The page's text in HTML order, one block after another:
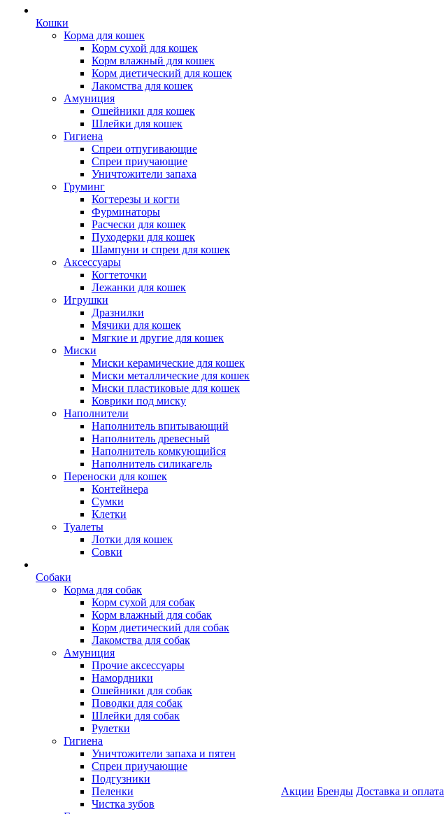
Кошки
Корма для кошек
Корм сухой для кошек
Корм влажный для кошек
Корм диетический для кошек
Лакомства для кошек
Амуниция
Ошейники для кошек
Шлейки для кошек
Гигиена
Спреи отпугивающие
Спреи приучающие
Уничтожители запаха
Груминг
Когтерезы и когти
Фурминаторы
Расчески для кошек
Пуходерки для кошек
Шампуни и спреи для кошек
Аксессуары
Когтеточки
Лежанки для кошек
Игрушки
Дразнилки
Мячики для кошек
Мягкие и другие для кошек
Миски
Миски керамические для кошек
Миски металлические для кошек
Миски пластиковые для кошек
Коврики под миску
Наполнители
Наполнитель впитывающий
Наполнитель древесный
Наполнитель комкующийся
Наполнитель силикагель
Переноски для кошек
Контейнера
Сумки
Клетки
Туалеты
Лотки для кошек
Совки
Собаки
Корма для собак
Корм сухой для собак
Корм влажный для собак
Корм диетический для собак
Лакомства для собак
Амуниция
Прочие аксессуары
Намордники
Ошейники для собак
Поводки для собак
Шлейки для собак
Рулетки
Гигиена
Уничтожители запаха и пятен
Спреи приучающие
Подгузники
Пеленки
Чистка зубов
Акции Бренды Доставка и оплата